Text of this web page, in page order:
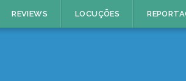
REVIEWS LOCUÇÕES